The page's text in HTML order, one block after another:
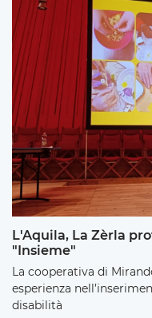
L'Aquila, La Zèrla
"Insieme"
La cooperativa di
esperienza
disabilità